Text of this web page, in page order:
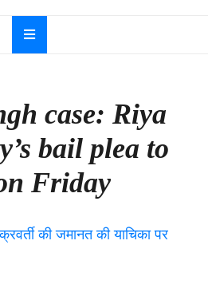
case: Riya
bail plea to
Friday